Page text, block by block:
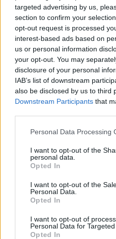
targeted advertising by us,
section to confirm your
opt-out request is processed
interest-based ads based on
us or personal information
your opt-out. You may
disclosure of your personal
IAB’s list of downstream
also be disclosed by us to third
Downstream Participants that
Personal Data Processing
I want to opt-out of the
personal data.
Opted In
I want to opt-out of the
Personal Data.
Opted In
I want to opt-out of
Personal Data for Targeted
Opted In
4. avgust 2026
Izjemen
za mlade
tretjega
4. avgust 2026
Zgodovinski
Opozorilo:Po 297. členu
posameznik kazensko
rasističnimi, diskriminatornimi
bodo odstranjeni.
Pravila